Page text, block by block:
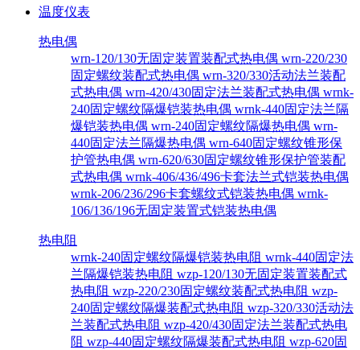
温度仪表
热电偶
wrn-120/130无固定装置装配式热电偶 wrn-220/230
固定螺纹装配式热电偶 wrn-320/330活动法兰装配
式热电偶 wrn-420/430固定法兰装配式热电偶 wrnk-
240固定螺纹隔爆铠装热电偶 wrnk-440固定法兰隔
爆铠装热电偶 wrn-240固定螺纹隔爆热电偶 wrn-
440固定法兰隔爆热电偶 wrn-640固定螺纹锥形保
护管热电偶 wrn-620/630固定螺纹锥形保护管装配
式热电偶 wrnk-406/436/496卡套法兰式铠装热电偶
wrnk-206/236/296卡套螺纹式铠装热电偶 wrnk-
106/136/196无固定装置式铠装热电偶
热电阻
wrnk-240固定螺纹隔爆铠装热电阻 wrnk-440固定法
兰隔爆铠装热电阻 wzp-120/130无固定装置装配式
热电阻 wzp-220/230固定螺纹装配式热电阻 wzp-
240固定螺纹隔爆装配式热电阻 wzp-320/330活动法
兰装配式热电阻 wzp-420/430固定法兰装配式热电
阻 wzp-440固定螺纹隔爆装配式热电阻 wzp-620固